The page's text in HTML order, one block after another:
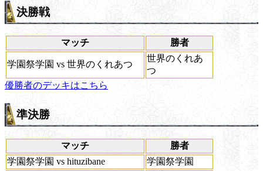
決勝戦
マッチ 勝者
学園祭学園 vs 世界のくれあつ
世界のくれあ
つ
優勝者のデッキはこちら
準決勝
マッチ
勝者
学園祭学園 vs hituzibane
学園祭学園